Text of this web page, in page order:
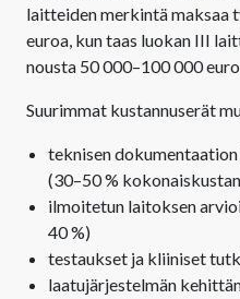
laitteiden merkintä maksaa
euroa, kun taas luokan III
nousta 50 000–100 000
Suurimmat kustannuserät
teknisen
(30–50 %
ilmoitetun laitoksen
40 %)
testaukset ja kliiniset
laatujärjestelmän